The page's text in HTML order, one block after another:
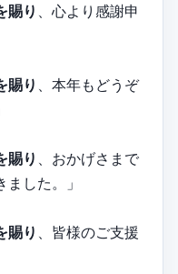
賜り
、心より感謝申
賜り
、本年もどうぞ
賜り
、おかげさまで
した。」
賜り
、皆様のご支援